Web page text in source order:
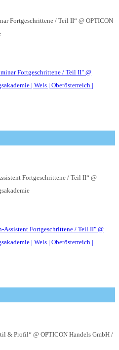
Fortgeschrittene / Teil II“ @ OPTICON
Fortgeschrittene / Teil II“ @
& Profil“ @ OPTICON Handels GmbH /